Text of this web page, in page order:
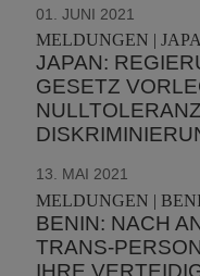
01. JUNI 2021
MELDUNGEN |
JAPAN:
GESETZ
13. MAI 2021
MELDUNGEN |
BENIN: NACH
TRANS-
IHRE